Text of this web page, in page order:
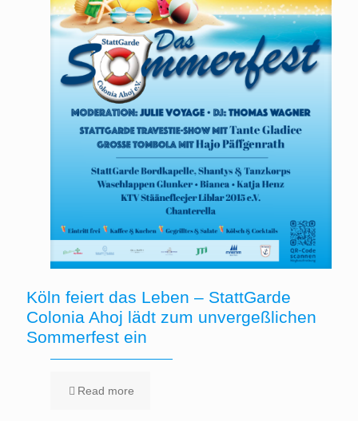
Köln feiert das Leben – StattGarde
Colonia Ahoj lädt zum unvergeßlichen
Sommerfest ein
Read more